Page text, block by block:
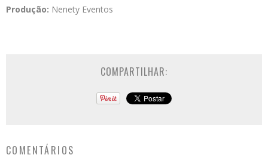
Produção: Nenety Eventos
COMPARTILHAR:
COMENTÁRIOS